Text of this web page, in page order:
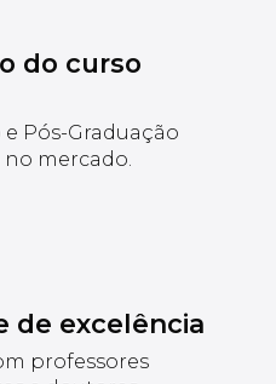
do curso
Pós-Graduação
mercado.
de excelência
professores